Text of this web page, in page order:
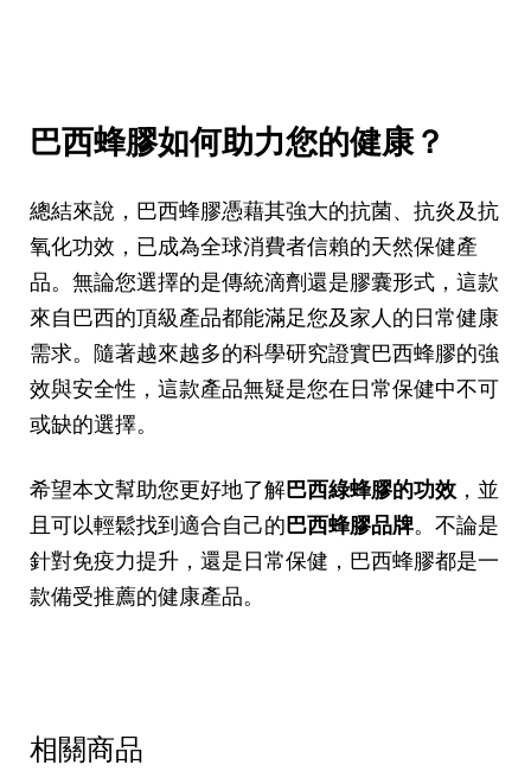
巴西蜂膠如何助力您的健康？
總結來說，巴西蜂膠憑藉其強大的抗菌、抗炎及抗
氧化功效，已成為全球消費者信賴的天然保健產
品。無論您選擇的是傳統滴劑還是膠囊形式，這款
來自巴西的頂級產品都能滿足您及家人的日常健康
需求。隨著越來越多的科學研究證實巴西蜂膠的強
效與安全性，這款產品無疑是您在日常保健中不可
或缺的選擇。
希望本文幫助您更好地了解巴西綠蜂膠的功效 ，並
且可以輕鬆找到適合自己的巴西蜂膠品牌。不論是
針對免疫力提升，還是日常保健，巴西蜂膠都是一
款備受推薦的健康產品。
相關商品